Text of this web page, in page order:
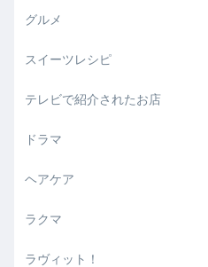
グルメ
スイーツレシピ
テレビで紹介されたお店
ドラマ
ヘアケア
ラクマ
ラヴィット！